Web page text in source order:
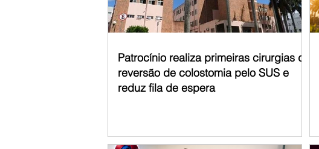
Patrocínio realiza primeiras cirurgias de
reversão de colostomia pelo SUS e
reduz fila de espera